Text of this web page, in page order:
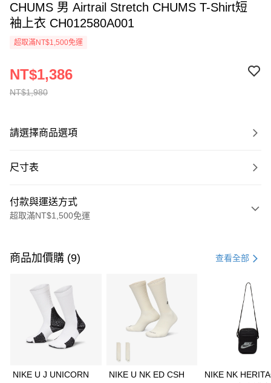
CHUMS 男 Airtrail Stretch CHUMS T-Shirt短
袖上衣 CH012580A001
超取滿NT$1,500免運
NT$1,980
NT$1,386
請選擇商品選項
尺寸表
付款與運送方式
超取滿NT$1,500免運
信用卡一次付款
3 期 0 利率 每期 21家銀行
合作金庫商業銀行
第一商業銀行
華南商業銀行
彰化商業銀行
上海商業儲蓄銀行
Apple Pay
商品加價購 (9) 查看全部
NIKE U J UNICORN
NIKE U NK ED CSH
NIKE NK